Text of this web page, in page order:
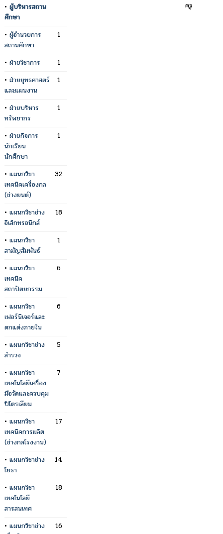
• ผู้บริหารสถาน
ศึกษา
• ผู้อำนวยการ
สถานศึกษา
1
• ฝ่ายวิชาการ
1
• ฝ่ายยุทธศาสตร์
และแผนงาน
1
• ฝ่ายบริหาร
ทรัพยากร
1
• ฝ่ายกิจการ
นักเรียน
นักศึกษา
1
• แผนกวิชา
เทคนิคเครื่องกล
(ช่างยนต์)
32
• แผนกวิชาช่าง
อิเล็กทรอนิกส์
18
• แผนกวิชา
สามัญสัมพันธ์
1
• แผนกวิชา
เทคนิค
สถาปัตยกรรม
6
• แผนกวิชา
เฟอร์นิเจอร์และ
ตกแต่งภายใน
6
• แผนกวิชาช่าง
สำรวจ
5
• แผนกวิชา
เทคโนโลยีเครื่อง
มือวัดและควบคุม
ปิโตรเลียม
7
• แผนกวิชา
เทคนิคการผลิต
(ช่างกลโรงงาน)
17
• แผนกวิชาช่าง
โยธา
14
• แผนกวิชา
เทคโนโลยี
สารสนเทศ
18
• แผนกวิชาช่าง
16
ครู